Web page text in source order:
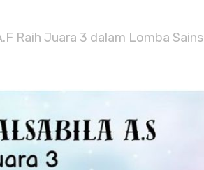
Raih Juara 3 dalam Lomba Sains